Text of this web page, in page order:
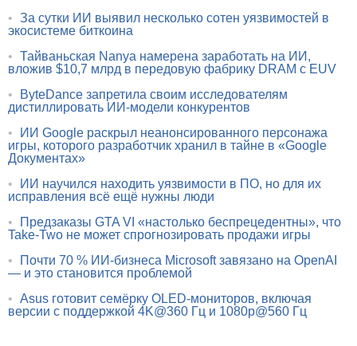
• За сутки ИИ выявил несколько сотен уязвимостей в
экосистеме биткоина
• Тайваньская Nanya намерена заработать на ИИ,
вложив $10,7 млрд в передовую фабрику DRAM с EUV
•
ByteDance запретила своим исследователям
дистиллировать ИИ-модели конкурентов
•
ИИ Google раскрыл неанонсированного персонажа
игры, которого разработчик хранил в тайне в «Google
Документах»
•
ИИ научился находить уязвимости в ПО, но для их
исправления всё ещё нужны люди
•
Предзаказы GTA VI «настолько беспрецедентны», что
Take-Two не может спрогнозировать продажи игры
•
Почти 70 % ИИ-бизнеса Microsoft завязано на OpenAI
— и это становится проблемой
• Asus готовит семёрку OLED-мониторов, включая
версии с поддержкой 4K@360 Гц и 1080p@560 Гц